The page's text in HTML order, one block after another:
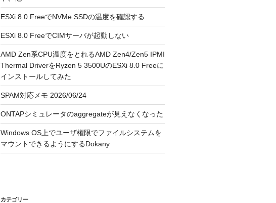
ESXi 8.0 FreeでNVMe SSDの温度を確認する
ESXi 8.0 FreeでCIMサーバが起動しない
AMD Zen系CPU温度をとれるAMD Zen4/Zen5 IPMI
Thermal DriverをRyzen 5 3500UのESXi 8.0 Freeに
インストールしてみた
SPAM対応メモ 2026/06/24
ONTAPシミュレータのaggregateが見えなくなった
Windows OS上でユーザ権限でファイルシステムを
マウントできるようにするDokany
カテゴリー